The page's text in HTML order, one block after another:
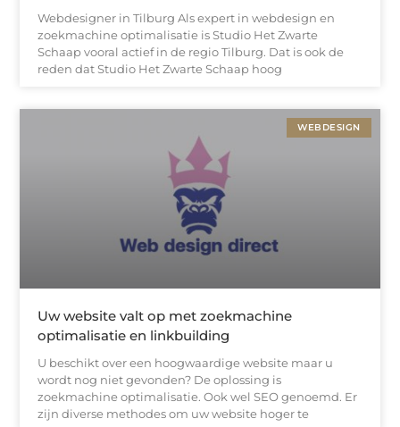
Webdesigner in Tilburg Als expert in webdesign en
zoekmachine optimalisatie is Studio Het Zwarte
Schaap vooral actief in de regio Tilburg. Dat is ook de
reden dat Studio Het Zwarte Schaap hoog
WEBDESIGN
Uw website valt op met zoekmachine
optimalisatie en linkbuilding
U beschikt over een hoogwaardige website maar u
wordt nog niet gevonden? De oplossing is
zoekmachine optimalisatie. Ook wel SEO genoemd. Er
zijn diverse methodes om uw website hoger te